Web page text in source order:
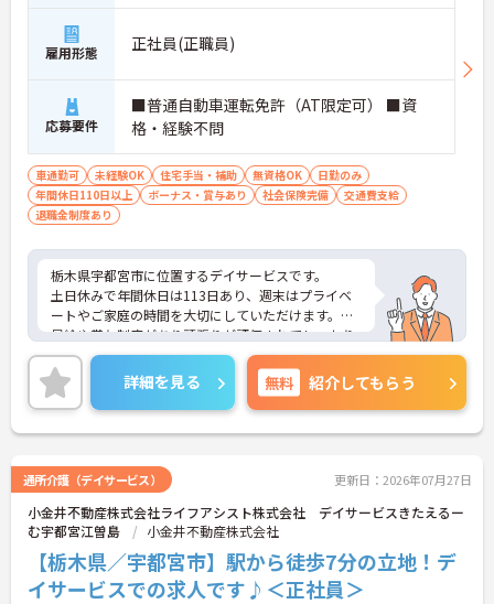
雇用形態 正社員(正職員)
応募要件
■普通自動車運転免許（AT限定可） ■資
格・経験不問
車通勤可 未経験OK 住宅手当・補助 無資格OK
日勤のみ
年間休日110日以上
ボーナス・賞与あり 社会保険完備
交通費支給
退職金制度あり
栃木県宇都宮市に位置するデイサービスです。
土日休みで年間休日は113日あり、週末はプライベ
ートやご家庭の時間を大切にしていただけます。
昇給や賞与制度があり頑張りが評価されてしっかり
と職員に還元されます。
ご興味のある方には、面接対策ポイントなど、さら
に詳細をお話しいたしますのでお気軽にご相談くだ
さい！
詳細を見る 無料 紹介してもらう
通所介護（デイサービス） 更新日：2026年07月27日
小金井不動産株式会社ライフアシスト株式会社 デイサービスきたえるー
む宇都宮江曽島
小金井不動産株式会社
【栃木県／宇都宮市】駅から徒歩7分の立地！デ
イサービスでの求人です♪＜正社員＞